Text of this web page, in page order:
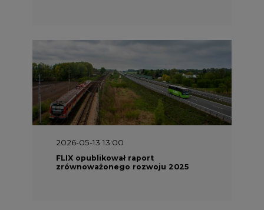
2026-05-13 13:00
FLIX opublikował raport
zrównoważonego rozwoju 2025